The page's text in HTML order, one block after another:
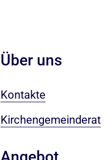
Über uns
Kontakte
Kirchengemeinderat